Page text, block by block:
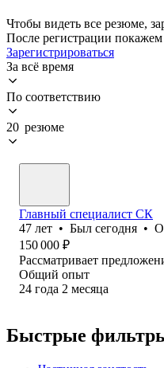
Чтобы видеть все резюме,
После регистрации
Зарегистрироваться
За всё время
По соответствию
20 резюме
Главный специалист СК
47 лет • Был сегодня •
150 000 ₽
Рассматривает
Общий опыт
24 года 2 месяца
Быстрые